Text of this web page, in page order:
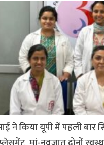
ने किया यूपी में पहली बार